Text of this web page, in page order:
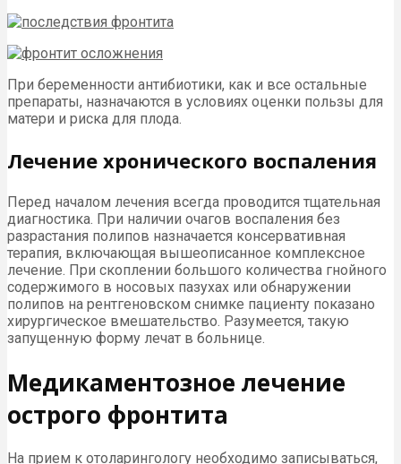
При беременности антибиотики, как и все остальные
препараты, назначаются в условиях оценки пользы для
матери и риска для плода.
Лечение хронического воспаления
Перед началом лечения всегда проводится тщательная
диагностика. При наличии очагов воспаления без
разрастания полипов назначается консервативная
терапия, включающая вышеописанное комплексное
лечение. При скоплении большого количества гнойного
содержимого в носовых пазухах или обнаружении
полипов на рентгеновском снимке пациенту показано
хирургическое вмешательство. Разумеется, такую
запущенную форму лечат в больнице.
Медикаментозное лечение
острого фронтита
На прием к отоларингологу необходимо записываться,